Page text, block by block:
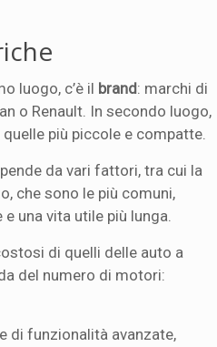
luogo, c’è il brand: marchi di
o Renault. In secondo luogo,
più piccole e compatte.
da vari fattori, tra cui la
che sono le più comuni,
una vita utile più lunga.
di quelli delle auto a
del numero di motori:
di funzionalità avanzate,